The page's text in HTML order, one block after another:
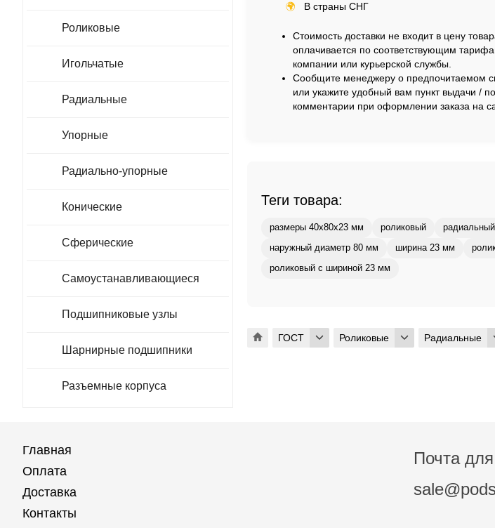
🌍 В страны СНГ
Стоимость доставки не входит в цену
оплачивается по соответствующим
компании или курьерской службы.
Сообщите менеджеру о предпочитаемом
или укажите удобный вам пункт выдачи /
комментарии при оформлении заказа на
Теги товара:
размеры 40x80x23 мм роликовый радиальный
наружный диаметр 80 мм ширина 23 мм
роликовый с шириной 23 мм
ГОСТ Роликовые Радиальные
Роликовые
Игольчатые
Радиальные
Упорные
Радиально-упорные
Конические
Сферические
Самоустанавливающиеся
Подшипниковые узлы
Шарнирные подшипники
Разъемные корпуса
Главная
Оплата
Доставка
Контакты
Почта